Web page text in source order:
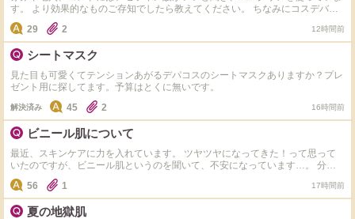
す。 より効果的なものご存知でしたら教えてください。 ちなみにコスデバハ
が気になっています。
29 2 12時間前
シートマスク
見た目も可愛くてテンションあがるデパコスのシートマスクありますか？プレ
ゼント用に探してます。予算はとくに無いです。
解決済み 45 2 16時間前
ビニール肌について
最近、スキンケアに力を入れています。 ツヤツヤになってきた！って思って
いたのですが、ビニール肌というのを聞いて、不安になっています…。 分か
りやすい見分け方とかありますか？ 調べたところ、 ・肌荒れ→無し ・洗顔や
スキンケアのピリつき→無し ・触った時のごわつき→無し です。 他にもあれ
ば、教えていただきたいです。
56 1 17時間前
夏の地獄肌